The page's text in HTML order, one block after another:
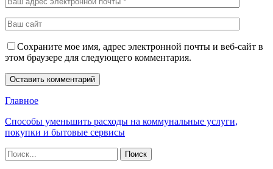
Сохраните мое имя, адрес электронной почты и веб-сайт в
этом браузере для следующего комментария.
Главное
Способы уменьшить расходы на коммунальные услуги,
покупки и бытовые сервисы